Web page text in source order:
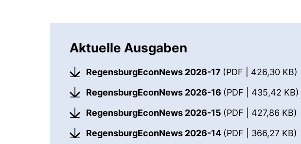
Aktuelle Ausgaben
RegensburgEconNews 2026-17 (PDF | 426,30 KB)
RegensburgEconNews 2026-16 (PDF | 435,42 KB)
RegensburgEconNews 2026-15 (PDF | 427,86 KB)
RegensburgEconNews 2026-14 (PDF | 366,27 KB)